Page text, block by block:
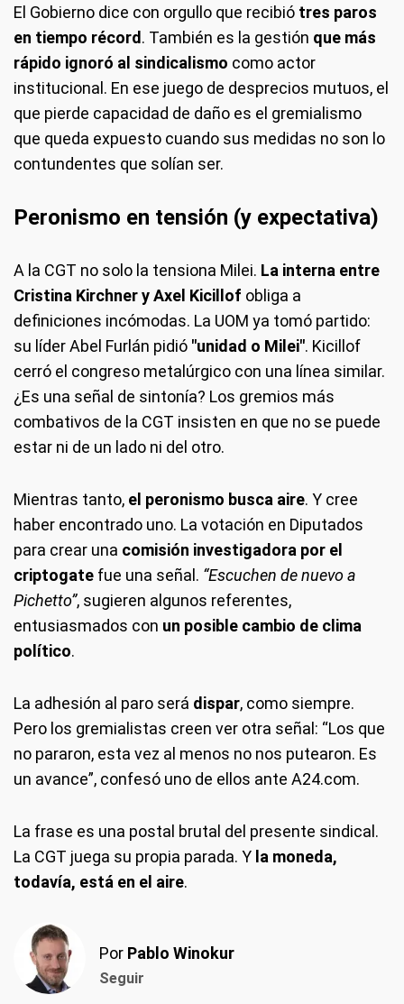
El Gobierno dice con orgullo que recibió tres paros
en tiempo récord. También es la gestión que más
rápido ignoró al sindicalismo como actor
institucional. En ese juego de desprecios mutuos, el
que pierde capacidad de daño es el gremialismo
que queda expuesto cuando sus medidas no son lo
contundentes que solían ser.
Peronismo en tensión (y expectativa)
A la CGT no solo la tensiona Milei. La interna entre
Cristina Kirchner y Axel Kicillof obliga a
definiciones incómodas. La UOM ya tomó partido:
su líder Abel Furlán pidió "unidad o Milei". Kicillof
cerró el congreso metalúrgico con una línea similar.
¿Es una señal de sintonía? Los gremios más
combativos de la CGT insisten en que no se puede
estar ni de un lado ni del otro.
Mientras tanto, el peronismo busca aire. Y cree
haber encontrado uno. La votación en Diputados
para crear una comisión investigadora por el
criptogate fue una señal. “Escuchen de nuevo a
Pichetto”, sugieren algunos referentes,
entusiasmados con un posible cambio de clima
político.
La adhesión al paro será dispar, como siempre.
Pero los gremialistas creen ver otra señal: “Los que
no pararon, esta vez al menos no nos putearon. Es
un avance”, confesó uno de ellos ante A24.com.
La frase es una postal brutal del presente sindical.
La CGT juega su propia parada. Y la moneda,
todavía, está en el aire.
Por Pablo Winokur
Seguir